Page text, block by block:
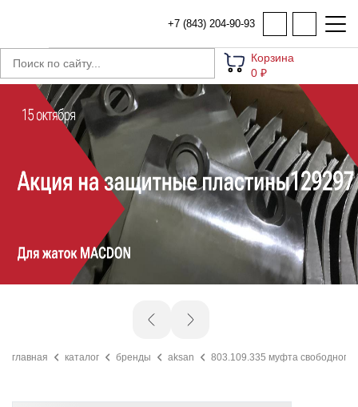
+7 (843) 204-90-93
Корзина
0 ₽
главная каталог бренды aksan 803.109.335 муфта свободного